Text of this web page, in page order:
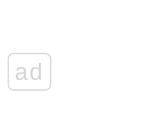
ad